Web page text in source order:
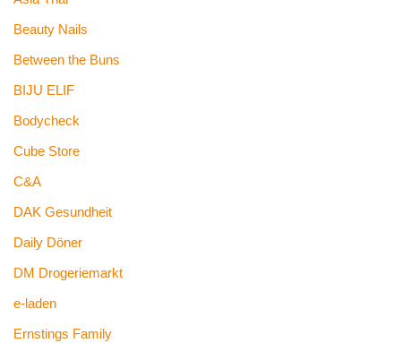
Beauty Nails
Between the Buns
BIJU ELIF
Bodycheck
Cube Store
C&A
DAK Gesundheit
Daily Döner
DM Drogeriemarkt
e-laden
Ernstings Family